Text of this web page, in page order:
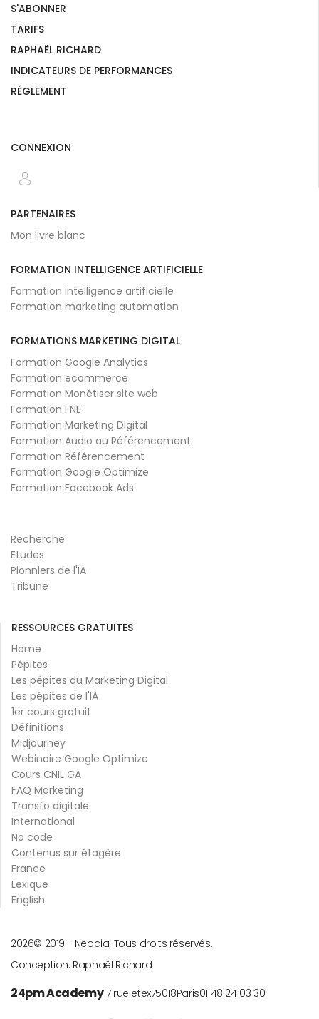
S'ABONNER
TARIFS
RAPHAËL RICHARD
INDICATEURS DE PERFORMANCES
RÉGLEMENT
CONNEXION
PARTENAIRES
Mon livre blanc
FORMATION INTELLIGENCE ARTIFICIELLE
Formation intelligence artificielle
Formation marketing automation
FORMATIONS MARKETING DIGITAL
Formation Google Analytics
Formation ecommerce
Formation Monétiser site web
Formation FNE
Formation Marketing Digital
Formation Audio au Référencement
Formation Référencement
Formation Google Optimize
Formation Facebook Ads
Recherche
Etudes
Pionniers de l'IA
Tribune
RESSOURCES GRATUITES
Home
Pépites
Les pépites du Marketing Digital
Les pépites de l'IA
1er cours gratuit
Définitions
Midjourney
Webinaire Google Optimize
Cours CNIL GA
FAQ Marketing
Transfo digitale
International
No code
Contenus sur étagère
France
Lexique
English
© 2019 -
2026
Neodia. Tous droits réservés.
Conception: Raphaël Richard
24pm Academy17 rue etex75018Paris01 48 24 03 30